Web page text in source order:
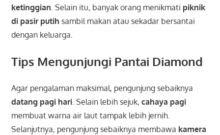
ketinggian . Selain itu, banyak orang menikmati piknik
di pasir putih sambil makan atau sekadar bersantai
dengan keluarga.
Tips Mengunjungi Pantai Diamond
Agar pengalaman maksimal, pengunjung sebaiknya
datang pagi hari. Selain lebih sejuk, cahaya pagi
membuat warna air laut tampak lebih jernih.
Selanjutnya, pengunjung sebaiknya membawa kamera